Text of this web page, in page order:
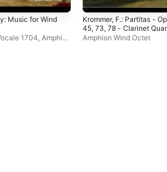
Music for Wind
1704 Amphion
Krommer, F.: Partitas -
45, 73, 78 - Clarinet
Op. 83
Amphion Wind Octet